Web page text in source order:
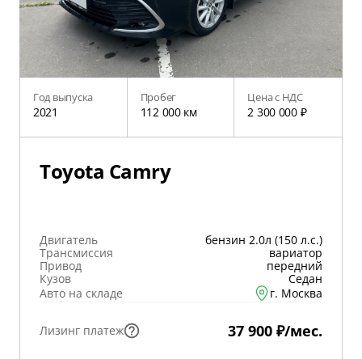
Год выпуска
2021
Пробег
112 000 км
Цена с НДС
2 300 000 ₽
Toyota Camry
Двигатель
бензин 2.0л (150 л.с.)
Трансмиссия
вариатор
Привод
передний
Кузов
Седан
Авто на складе
г. Москва
Лизинг платеж 37 900 ₽/мес.